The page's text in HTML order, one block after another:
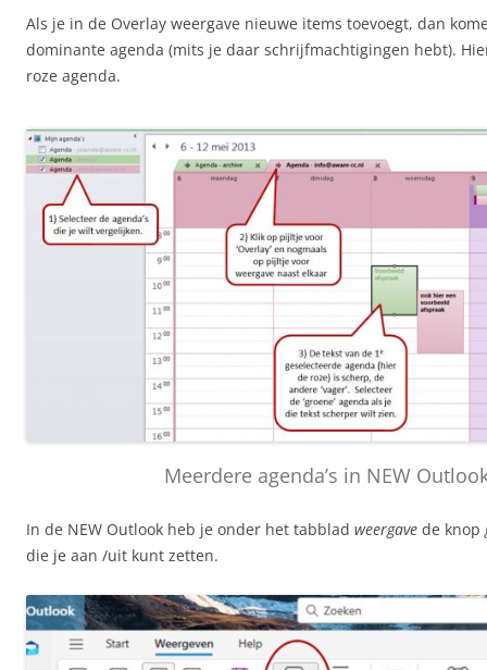
Als je in de Overlay weergave nieuwe items toevoegt, dan
dominante agenda (mits je daar schrijfmachtigingen hebt).
roze agenda.
Meerdere agenda’s in NEW
In de NEW Outlook heb je onder het tabblad weergave de knop
die je aan /uit kunt zetten.